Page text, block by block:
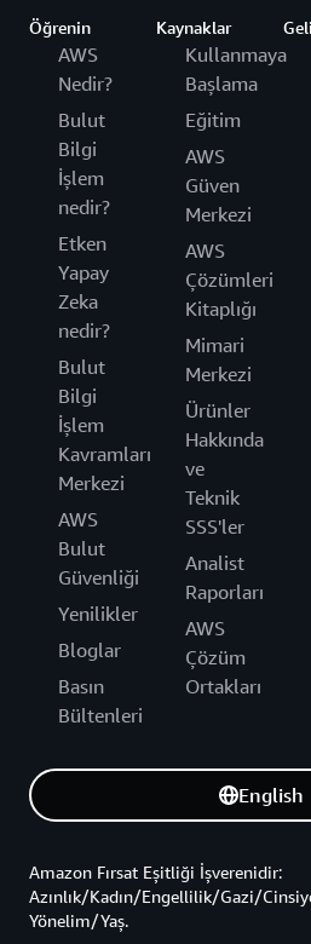
Öğrenin
AWS
Nedir?
Bulut
Bilgi
İşlem
nedir?
Etken
Yapay
Zeka
nedir?
Bulut
Bilgi
İşlem
Kavramları
Merkezi
AWS
Bulut
Güvenliği
Yenilikler
Bloglar
Basın
Bültenleri
Kaynaklar
Kullanmaya
Başlama
Eğitim
AWS
Güven
Merkezi
AWS
Çözümleri
Kitaplığı
Mimari
Merkezi
Ürünler
Hakkında
ve
Teknik
SSS'ler
Analist
Raporları
AWS
Çözüm
Ortakları
English
Amazon Fırsat Eşitliği İşverenidir:
Azınlık/Kadın/Engellilik/Gazi/
Yönelim/Yaş.